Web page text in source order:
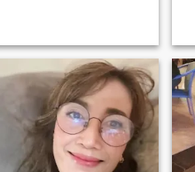
iets van deze hebt,
alsjeblieft, stuur me.
ik